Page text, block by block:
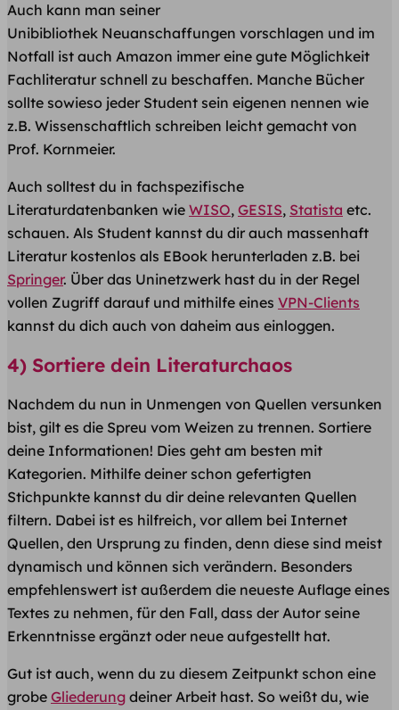
Auch kann man seiner
Unibibliothek Neuanschaffungen ​vorschlagen und im
Notfall ist auch Amazon immer eine gute Möglichkeit
Fachliteratur schnell zu beschaffen. Manche Bücher
sollte sowieso jeder Student sein eigenen nennen wie
z.B. Wissenschaftlich schreiben leicht gemacht von
Prof. Kornmeier.
Auch solltest du in fachspezifische
Literaturdatenbanken wie WISO, GESIS, Statista etc.
schauen. Als Student kannst du dir auch massenhaft
Literatur kostenlos als EBook herunterladen z.B. bei
Springer. Über das Uninetzwerk hast du in der Regel
vollen Zugriff darauf und mithilfe eines VPN-Clients
kannst du dich auch von daheim aus einloggen.
4) Sortiere dein Literaturchaos
Nachdem du nun in Unmengen von Quellen versunken
bist, gilt es die Spreu vom Weizen zu trennen. Sortiere
deine Informationen! Dies geht am besten mit
Kategorien. Mithilfe deiner schon gefertigten
Stichpunkte kannst du dir deine relevanten Quellen
filtern. Dabei ist es hilfreich, vor allem bei Internet
Quellen, den Ursprung zu finden, denn diese sind meist
dynamisch und können sich verändern. Besonders
empfehlenswert ist außerdem die neueste Auflage eines
Textes zu nehmen, für den Fall, dass der Autor seine
Erkenntnisse ergänzt oder neue aufgestellt hat.
Gut ist auch, wenn du zu diesem Zeitpunkt schon eine
grobe Gliederung deiner Arbeit hast. So weißt du, wie